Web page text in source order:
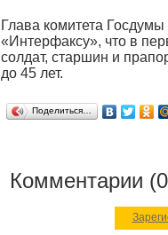
Глава комитета
«Интерфаксу», что в
солдат, старшин и
до 45 лет.
Поделиться…
Комментарии